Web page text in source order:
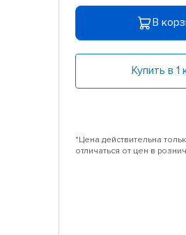
В
Купить в 1
*Цена действительна
отличаться от цен в